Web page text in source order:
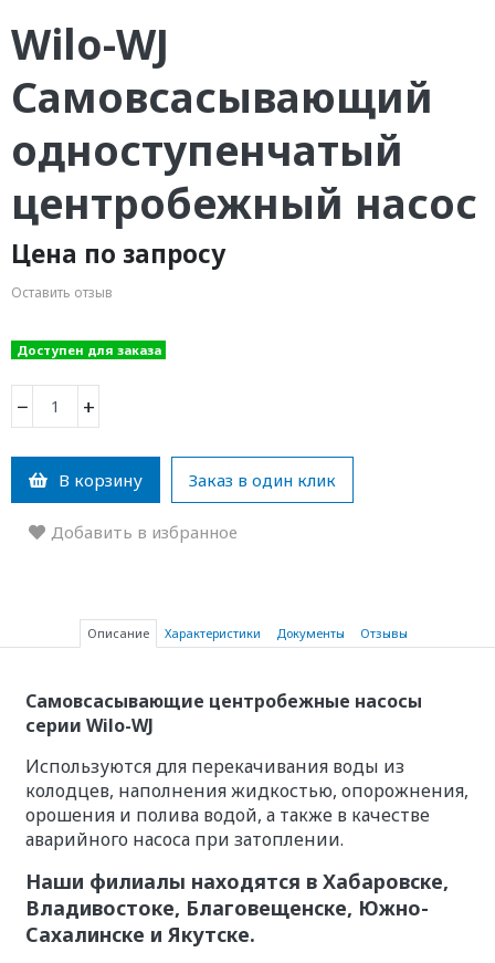
Wilo-WJ
Самовсасывающий
одноступенчатый
центробежный насос
Цена по запросу
Оставить отзыв
Доступен для заказа
− +
В корзину Заказ в один клик
Добавить в избранное
Описание Характеристики Документы Отзывы
Самовсасывающие центробежные насосы
серии Wilo-WJ
Используются для перекачивания воды из
колодцев, наполнения жидкостью, опорожнения,
орошения и полива водой, а также в качестве
аварийного насоса при затоплении.
Наши филиалы находятся в Хабаровске,
Владивостоке, Благовещенске, Южно-
Сахалинске и Якутске.